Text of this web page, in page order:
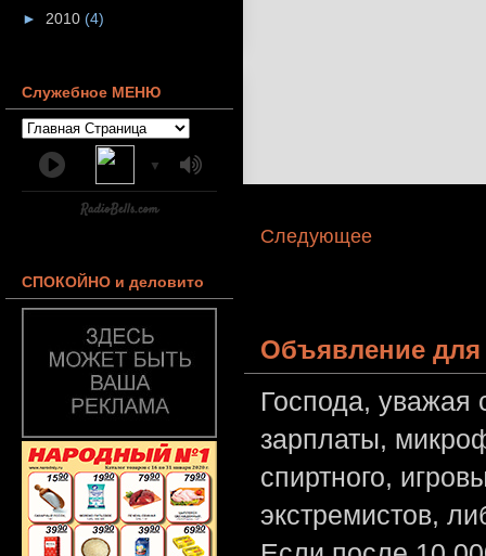
Следующее
Объявление для
Господа,
зарплаты,
спиртного,
экстремистов,
► 2010 (4)
Служебное МЕНЮ
▼
СПОКОЙНО и деловито